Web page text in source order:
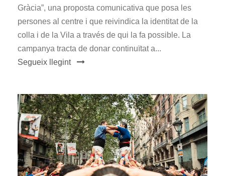
Gràcia”, una proposta comunicativa que posa les
persones al centre i que reivindica la identitat de la
colla i de la Vila a través de qui la fa possible. La
campanya tracta de donar continuïtat a...
Segueix llegint